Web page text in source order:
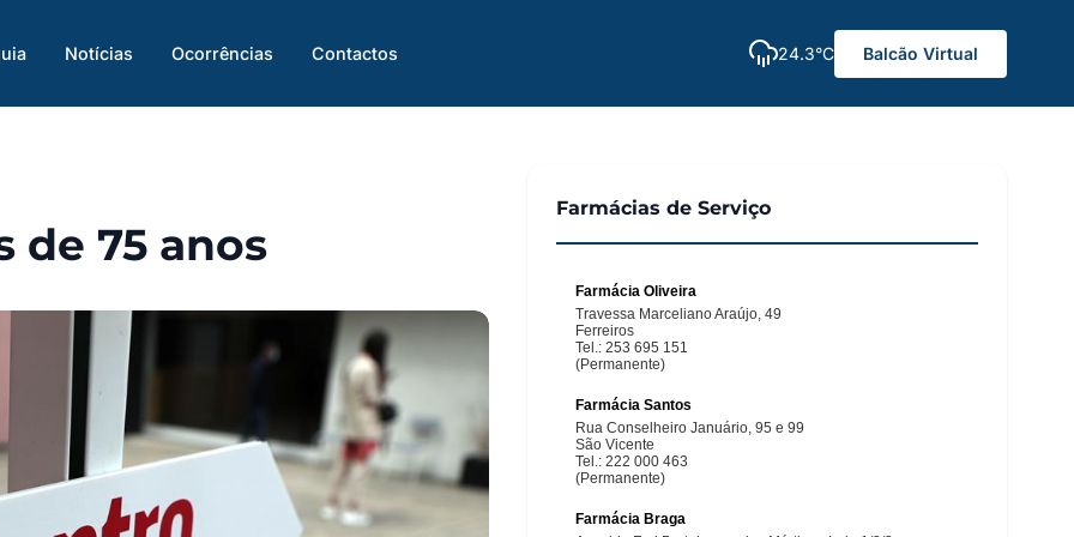
Notícias Ocorrências Contactos 24.3°C Balcão Virtual
de 75 anos
Farmácias de Serviço